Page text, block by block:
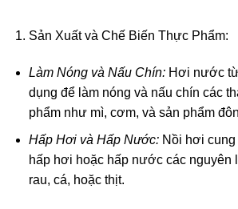
Sản Xuất và Chế Biến Thực Phẩm:
Làm Nóng và Nấu Chín:Hơi nước
dụng để làm nóng và nấu chín các
phẩm như mì, cơm, và sản phẩm
Hấp Hơi và Hấp Nước:Nồi hơi cung
hấp hơi hoặc hấp nước các nguyên
rau, cá, hoặc thịt.